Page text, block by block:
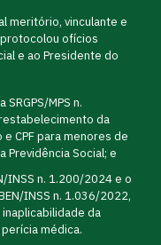
meritório, vinculante e
protocolou ofícios
e ao Presidente do
MPS n.
da
CPF para menores de
Previdência Social; e
INSS n. 1.200/2024 e o
INSS n. 1.036/2022,
da
médica.